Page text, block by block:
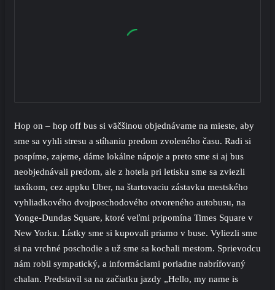
Hop on – hop off bus si väčšinou objednávame na mieste, aby
sme sa vyhli stresu a stíhaniu predom zvoleného času. Radi si
pospíme, zajeme, dáme lokálne nápoje a preto sme si aj bus
neobjednávali predom, ale z hotela pri letisku sme sa zviezli
taxíkom, cez appku Uber, na štartovaciu zástavku mestského
vyhliadkového dvojposchodového otvoreného autobusu, na
Yonge-Dundas Square, ktoré veľmi pripomína Times Square v
New Yorku. Lístky sme si kupovali priamo v buse. Vyliezli sme
si na vrchné poschodie a už sme sa kochali mestom. Sprievodcu
nám robil sympatický, a informáciami poriadne nabrífovaný
chalan. Predstavil sa na začiatku jazdy „Hello, my name is